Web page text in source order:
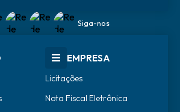
Siga-nos
EMPRESA
Licitações
Nota Fiscal Eletrônica